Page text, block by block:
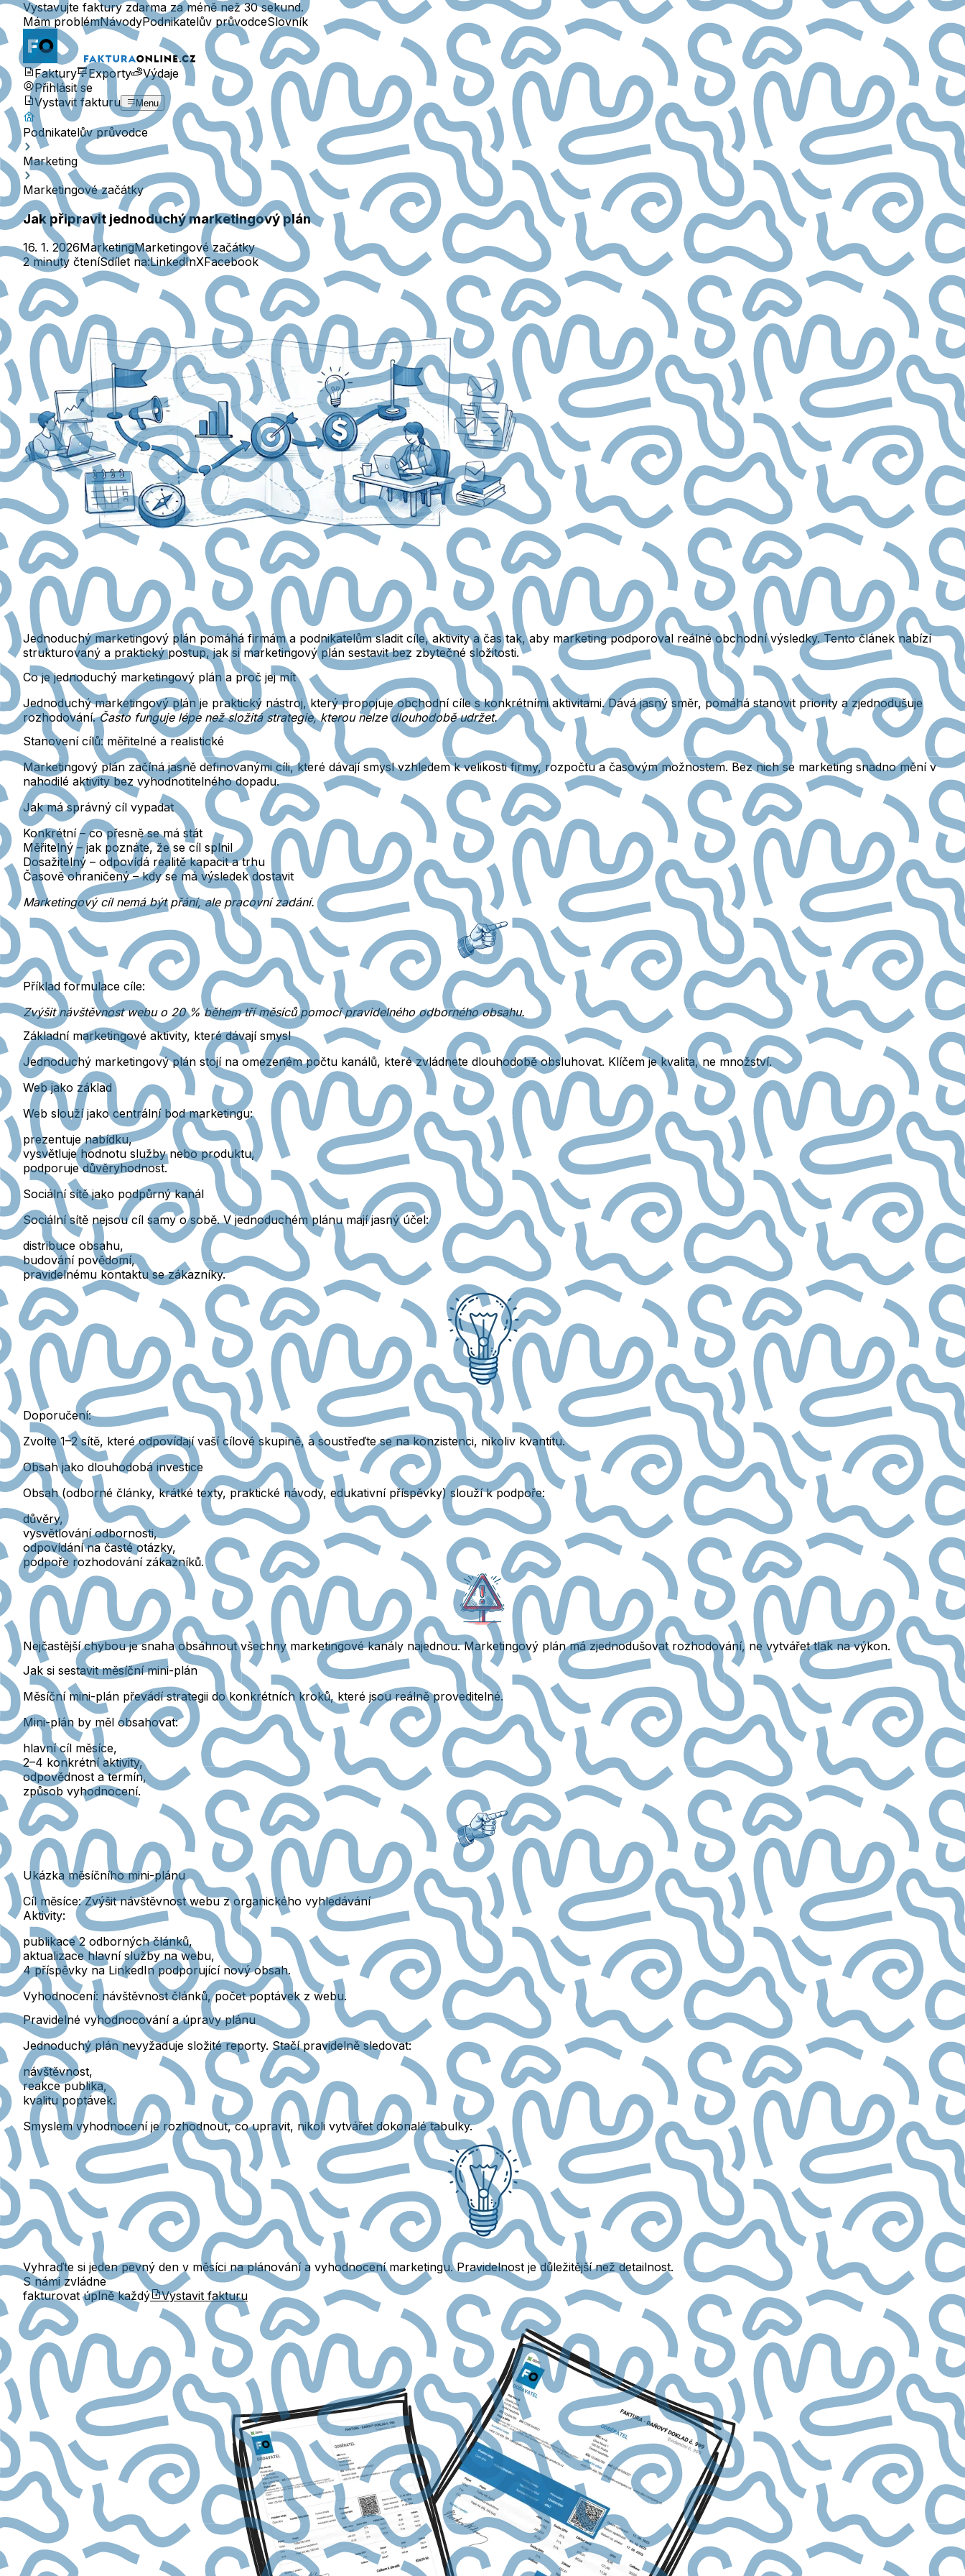
Vystavujte faktury zdarma za méně než 30 sekund.
Mám problémNávodyPodnikatelův průvodceSlovník
Faktury Exporty
Výdaje
Přihlásit se
Vystavit fakturu
Menu
Podnikatelův průvodce
Marketing
Marketingové začátky
Jak připravit jednoduchý marketingový plán
16. 1. 2026MarketingMarketingové začátky
2 minuty čteníSdílet na:LinkedInXFacebook
Jednoduchý marketingový plán pomáhá firmám a podnikatelům sladit cíle, aktivity a čas tak, aby marketing podporoval reálné obchodní výsledky. Tento článek nabízí
strukturovaný a praktický postup, jak si marketingový plán sestavit bez zbytečné složitosti.
Co je jednoduchý marketingový plán a proč jej mít
Jednoduchý marketingový plán je praktický nástroj, který propojuje obchodní cíle s konkrétními aktivitami. Dává jasný směr, pomáhá stanovit priority a zjednodušuje
rozhodování.Často funguje lépe než složitá strategie, kterou nelze dlouhodobě udržet.
Stanovení cílů: měřitelné a realistické
Marketingový plán začínájasně definovanými cíli, které dávají smysl vzhledem k velikosti firmy, rozpočtu a časovým možnostem. Bez nich se marketing snadno mění v
nahodilé aktivity bez vyhodnotitelného dopadu.
Jak má správný cíl vypadat
Konkrétní– co přesně se má stát
Měřitelný– jak poznáte, že se cíl splnil
Dosažitelný – odpovídá realitě kapacit a trhu
Časově ohraničený– kdy se má výsledek dostavit
Marketingový cíl nemá být přání, ale pracovní zadání.
Příklad formulace cíle:
Zvýšit návštěvnost webu o 20 % během tří měsíců pomocí pravidelného odborného obsahu.
Základní marketingové aktivity, které dávají smysl
Jednoduchý marketingový plán stojí na omezeném počtu kanálů, které zvládnete dlouhodobě obsluhovat. Klíčem je kvalita, ne množství.
Web jako základ
Web slouží jakocentrální bod marketingu:
prezentuje nabídku,
vysvětluje hodnotu služby nebo produktu,
podporuje důvěryhodnost.
Sociální sítě jako podpůrný kanál
Sociální sítě nejsou cíl samy o sobě. V jednoduchém plánu mají jasný účel:
distribuce obsahu,
budování povědomí,
pravidelnému kontaktu se zákazníky.
Doporučení:
Zvolte1–2 sítě, které odpovídají vaší cílové skupině, a soustřeďte se na konzistenci, nikoliv kvantitu.
Obsah jako dlouhodobá investice
Obsah (odborné články, krátké texty, praktické návody, edukativní příspěvky) slouží k podpoře:
důvěry,
vysvětlování odbornosti,
odpovídání na časté otázky,
podpoře rozhodování zákazníků.
Nejčastější chybou je snaha obsáhnout všechny marketingové kanály najednou. Marketingový plán má zjednodušovat rozhodování, ne vytvářet tlak na výkon.
Jak si sestavit měsíční mini-plán
Měsíční mini-plán převádí strategii dokonkrétních kroků, které jsou reálně proveditelné.
Mini-plán by měl obsahovat:
hlavní cíl měsíce,
2–4 konkrétní aktivity,
odpovědnost a termín,
způsob vyhodnocení.
Ukázka měsíčního mini-plánu
Cíl měsíce:Zvýšit návštěvnost webu z organického vyhledávání
Aktivity:
publikace 2 odborných článků,
aktualizace hlavní služby na webu,
4 příspěvky na LinkedIn podporující nový obsah.
Vyhodnocení: návštěvnost článků, počet poptávek z webu.
Pravidelné vyhodnocování a úpravy plánu
Jednoduchý plán nevyžaduje složité reporty. Stačí pravidelně sledovat:
návštěvnost,
reakce publika,
kvalitu poptávek.
Smyslem vyhodnocení je rozhodnout, co upravit, nikoli vytvářet dokonalé tabulky.
Vyhraďte si jeden pevný den v měsíci na plánování a vyhodnocení marketingu. Pravidelnost je důležitější než detailnost.
S námi zvládne
fakturovat úplně každý
Vystavit fakturu